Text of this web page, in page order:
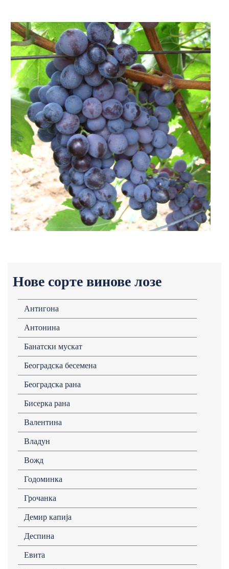
Нове сорте винове лозе
Антигона
Антонина
Банатски мускат
Београдска бесемена
Београдска рана
Бисерка рана
Валентина
Владун
Вожд
Годоминка
Грочанка
Демир капија
Деспина
Евита